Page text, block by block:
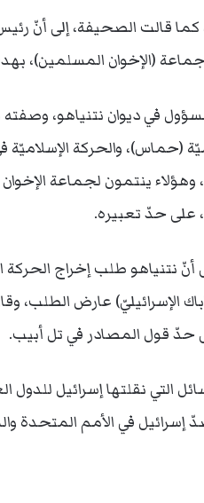
قالت الصحيفة، إلى أنّ
جماعة (الإخوان المسلمين)،
في ديوان نتنياهو، وصفته
(حماس)، والحركة
ينتمون لجماعة
حدّ تعبيره.
الإسرائيليّ) عارض الطلب،
قول المصادر في تل أبيب.
التي نقلتها إسرائيل للدول
في الأمم المتحدة